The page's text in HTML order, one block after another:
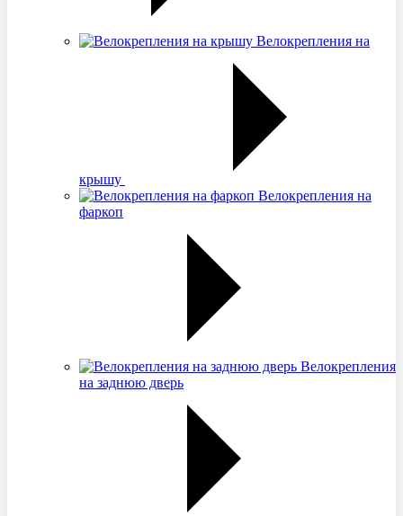
Велокрепления на
крышу
Велокрепления на
фаркоп
Велокрепления
на заднюю дверь